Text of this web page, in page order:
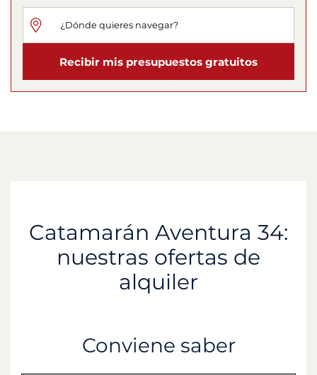
Recibir mis presupuestos gratuitos
Catamarán Aventura 34:
nuestras ofertas de
alquiler
Conviene saber